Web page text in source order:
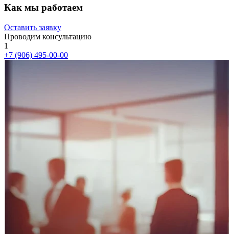
Как мы работаем
Оставить заявку
Проводим консультацию
1
+7 (906) 495-00-00